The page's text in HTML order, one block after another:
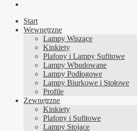
Start
Wewnętrzne
Lampy Wiszące
Kinkiety
Plafony i Lampy Sufitowe
Lampy Wbudowane
Lampy Podłogowe
Lampy Biurkowe i Stołowe
Profile
Zewnętrzne
Kinkiety
Plafony i Sufitowe
Lampy Stojące